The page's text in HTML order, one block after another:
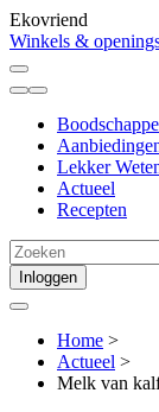
Ekovriend
Winkels &
Lekker
Actueel
Recepten
Inloggen
Home >
Actueel >
Melk van